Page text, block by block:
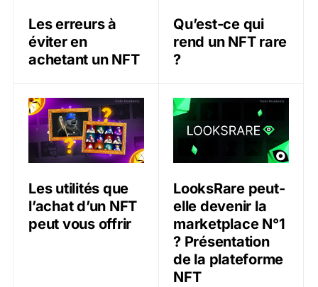
Les erreurs à
éviter en
achetant un NFT
Qu’est-ce qui
rend un NFT rare
?
Les utilités que l’achat d’un NFT peut vous offrir
Les utilités que
l’achat d’un NFT
peut vous offrir
LooksRare peut-elle
LooksRare peut-
elle devenir la
marketplace N°1
? Présentation
de la plateforme
NFT